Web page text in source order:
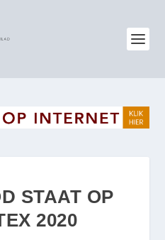
STAAT OP
2020